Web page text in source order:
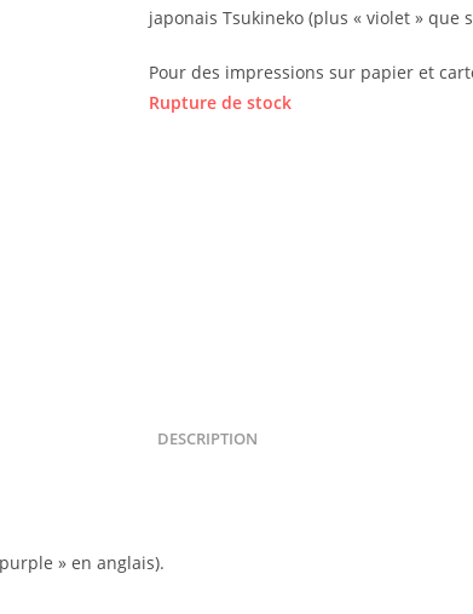
japonais Tsukineko (plus « violet » que
Pour des impressions sur papier et
Rupture de stock
DESCRIPTION
» en anglais).